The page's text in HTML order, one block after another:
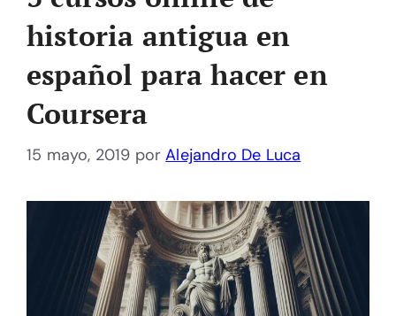
historia antigua en
español para hacer en
Coursera
15 mayo, 2019 porAlejandro De Luca